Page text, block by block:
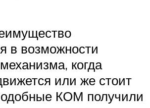
в возможности
когда
или же стоит
КОМ получили